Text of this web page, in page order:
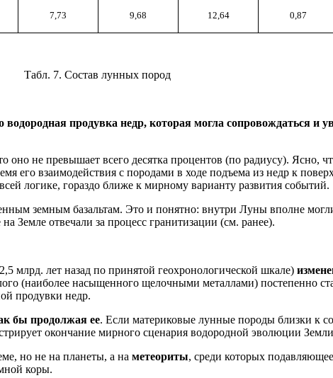
7,73 9,68 12,64 0,87
Табл. 7. Состав лунных пород
продувка недр, которая могла сопровождаться и
не превышает всего десятка процентов (по радиусу). Ясно,
его взаимодействия с породами в ходе подъема из недр к
логике, гораздо ближе к мирному варианту развития событий.
земным базальтам. Это и понятно: внутри Луны вполне
Земле отвечали за процесс гранитизации (см. ранее).
млрд. лет назад по принятой геохронологической шкале)
(наиболее насыщенного щелочными металлами) постепенно
продувки недр.
бы продолжая ее. Если материковые лунные породы близки к
окончание мирного сценария водородной эволюции
но не на планеты, а на метеориты, среди которых
коры.